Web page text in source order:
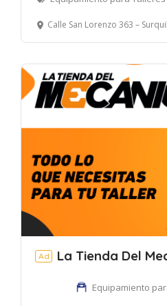
Calle San Lorenzo 363 –
Ad La Tienda Del
Equipamiento